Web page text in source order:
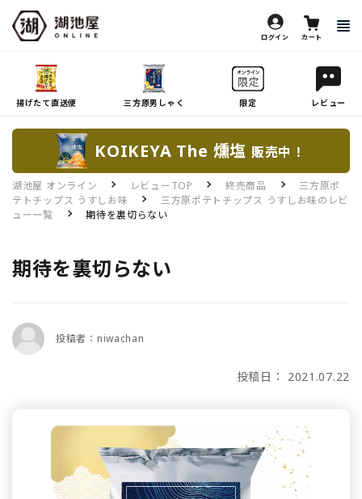
ログイン カート
揚げたて直送便 三方原男しゃく 限定 レビュー
KOIKEYA The 燻塩 販売中！
湖池屋 オンライン レビューTOP 終売商品
三方原ポ
テトチップス うすしお味
三方原ポテトチップス うすしお味のレビ
ュー一覧
期待を裏切らない
期待を裏切らない
投稿者：niwachan
投稿日： 2021.07.22